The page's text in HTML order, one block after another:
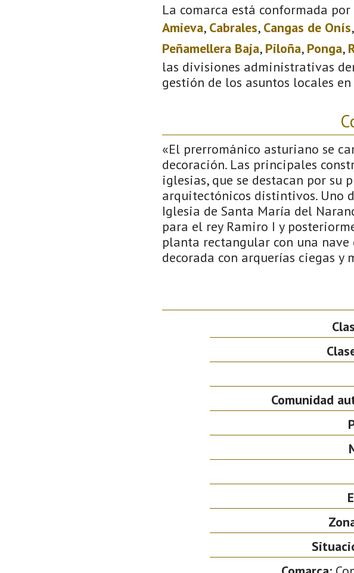
La comarca está conformada
Amieva, Cabrales, Cangas de Onís,
Peñamellera Baja, Piloña, Ponga,
las divisiones administrativas
gestión de los asuntos locales
«El prerrománico asturiano se
decoración. Las principales
iglesias, que se destacan por su
arquitectónicos distintivos. Uno
Iglesia de Santa María del
para el rey Ramiro I y
planta rectangular con una
decorada con arquerías ciegas y
Comunidad